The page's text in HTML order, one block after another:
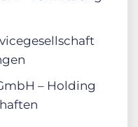
– Holding